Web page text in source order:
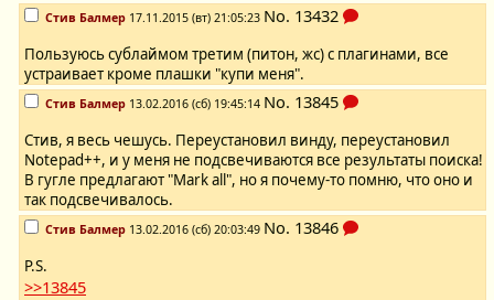
Стив Балмер 17.11.2015 (вт) 21:05:23 No. 13432
Пользуюсь сублаймом третим (питон, жс) с плагинами, все
устраивает кроме плашки "купи меня".
Стив Балмер 13.02.2016 (сб) 19:45:14 No. 13845
Стив, я весь чешусь. Переустановил винду, переустановил
Notepad++, и у меня не подсвечиваются все результаты поиска!
В гугле предлагают "Mark all", но я почему-то помню, что оно и
так подсвечивалось.
Стив Балмер 13.02.2016 (сб) 20:03:49 No. 13846
P.S.
>>13845